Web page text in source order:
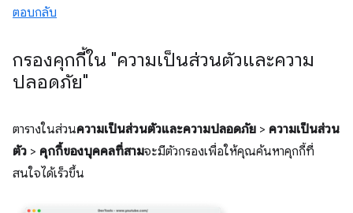
ตอบกลับ
กรองคุกกี้ใน "ความเป็นส่วนตัวและความ
ปลอดภัย"
ตารางในส่วนความเป็นส่วนตัวและความปลอดภัย > ความเป็นส่วน
ตัว > คุกกี้ของบุคคลที่สามจะมีตัวกรองเพื่อให้คุณค้นหาคุกกี้ที่
สนใจได้เร็วขึ้น